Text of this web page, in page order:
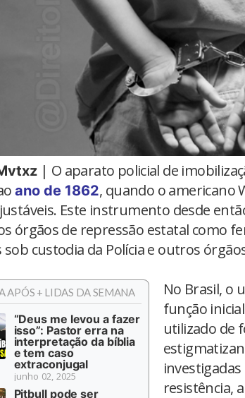
| O aparato policial de
ano de 1862, quando o americano
Este instrumento desde
órgãos de repressão estatal como
sob custodia da Polícia e outros
APÓS + LIDAS DA SEMANA
“Deus me levou a fazer
isso”: Pastor erra na
interpretação da bíblia
e tem caso
extraconjugal
junho 02, 2025
Pitbull pode ser
No Brasil, o
função
utilizado de
investigadas
resistência,